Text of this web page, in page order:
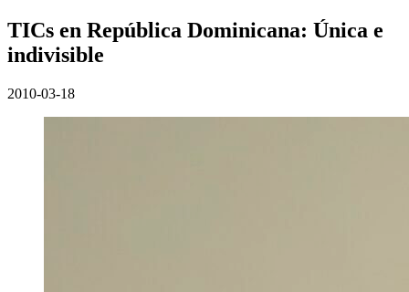
TICs en República Dominicana: Única e
indivisible
2010-03-18